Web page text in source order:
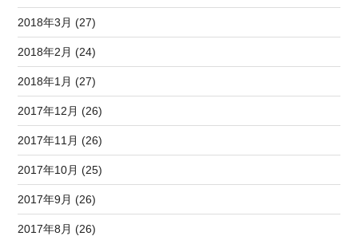
2018年3月 (27)
2018年2月 (24)
2018年1月 (27)
2017年12月 (26)
2017年11月 (26)
2017年10月 (25)
2017年9月 (26)
2017年8月 (26)